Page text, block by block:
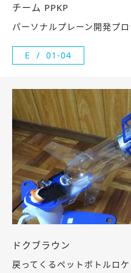
チーム PPKP
パーソナルプレーン開発プロ
E 01-04
ドクブラウン
戻ってくるペットボトルロケ